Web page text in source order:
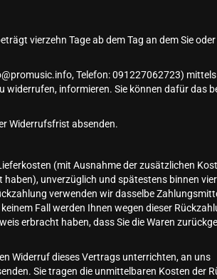
vierzehn Tage ab dem Tag an dem Sie
Telefon: 091227062723)
widerrufen, informieren. Sie können dafür das
Widerrufsfrist absenden.
(mit Ausnahme der zusätzlichen
unverzüglich und spätestens binnen
verwenden wir dasselbe
Fall werden Ihnen wegen dieser
erbracht haben, dass Sie die Waren
Widerruf dieses Vertrags unterrichten, an uns
Sie tragen die unmittelbaren Kosten der